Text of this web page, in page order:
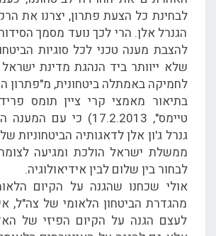
לבחינת כל הצעת פתרון, יצרנו את
הגנרל אלן. הרי לכך נועד מסמך
להצבת מענה טכני לכל סוגיות
שלא ייוותר ביד הנהגת מדינת
לחמיקה באמתלה ביטחונית, מ"פתרון
בתיאור מאמצי קרי ציין תומס
טיימס", 17.2.2013) כי עם
גנרל ג'ון אלן לדאגותיה הביטחוניות
ממשלת ישראל הולכת ומגיעה
לבחור בין שלום לבין אידיאולוגיה.
אולי שכחנו שהגנה על הקיום
מהגדרת הביטחון הלאומי של צה"ל,
לעצם הגנה על הקיום הפיזי של